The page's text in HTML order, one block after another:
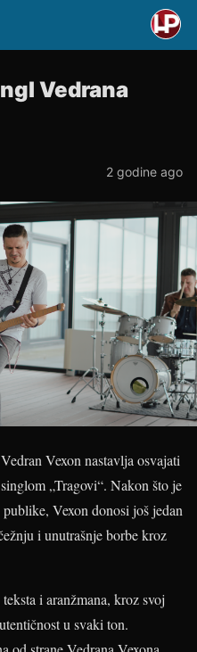
Vedrana
2 godine ago
Vexon nastavlja osvajati
„Tragovi“. Nakon što je
Vexon donosi još jedan
i unutrašnje borbe kroz
i aranžmana, kroz svoj
u svaki ton.